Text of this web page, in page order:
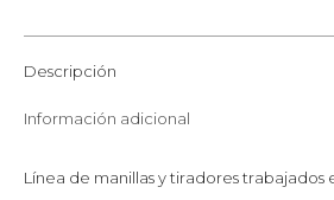
Descripción
Información adicional
Línea de manillas y tiradores trabajados